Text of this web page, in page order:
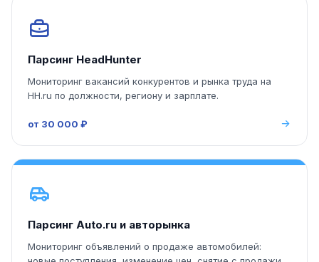
Парсинг HeadHunter
Мониторинг вакансий конкурентов и рынка труда на
HH.ru по должности, региону и зарплате.
от 30 000 ₽
Парсинг Auto.ru и авторынка
Мониторинг объявлений о продаже автомобилей: